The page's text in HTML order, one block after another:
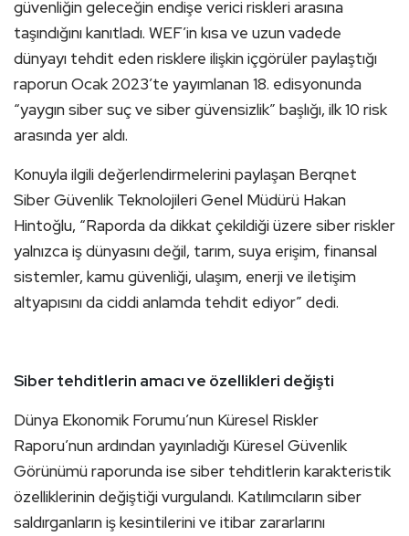
güvenliğin geleceğin endişe verici riskleri arasına
taşındığını kanıtladı. WEF’in kısa ve uzun vadede
dünyayı tehdit eden risklere ilişkin içgörüler paylaştığı
raporun Ocak 2023’te yayımlanan 18. edisyonunda
“yaygın siber suç ve siber güvensizlik” başlığı, ilk 10 risk
arasında yer aldı.
Konuyla ilgili değerlendirmelerini paylaşan Berqnet
Siber Güvenlik Teknolojileri Genel Müdürü Hakan
Hintoğlu, “Raporda da dikkat çekildiği üzere siber riskler
yalnızca iş dünyasını değil, tarım, suya erişim, finansal
sistemler, kamu güvenliği, ulaşım, enerji ve iletişim
altyapısını da ciddi anlamda tehdit ediyor” dedi.
Siber tehditlerin amacı ve özellikleri değişti
Dünya Ekonomik Forumu’nun Küresel Riskler
Raporu’nun ardından yayınladığı Küresel Güvenlik
Görünümü raporunda ise siber tehditlerin karakteristik
özelliklerinin değiştiği vurgulandı. Katılımcıların siber
saldırganların iş kesintilerini ve itibar zararlarını